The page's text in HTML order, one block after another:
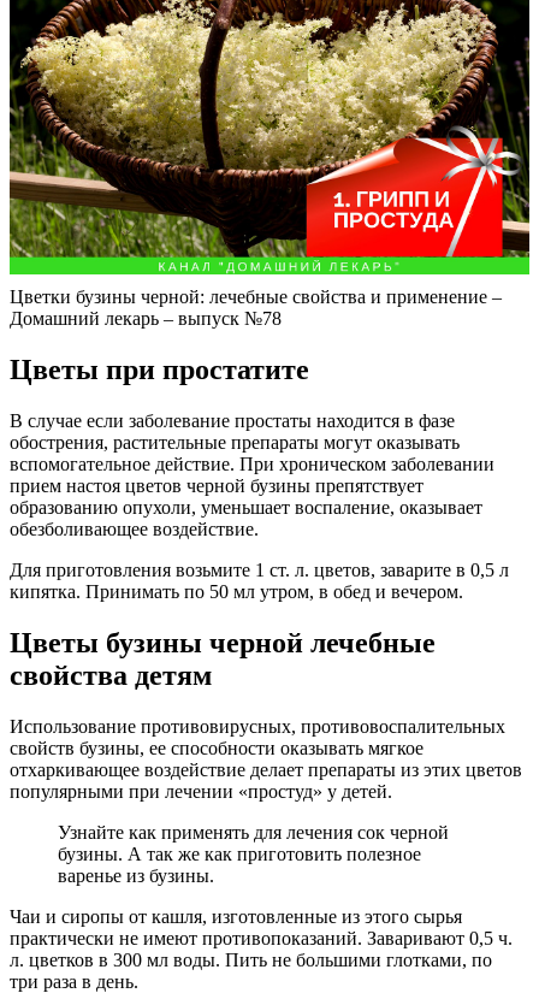
Цветки бузины черной: лечебные свойства и применение –
Домашний лекарь – выпуск №78
Цветы при простатите
В случае если заболевание простаты находится в фазе
обострения, растительные препараты могут оказывать
вспомогательное действие. При хроническом заболевании
прием настоя цветов черной бузины препятствует
образованию опухоли, уменьшает воспаление, оказывает
обезболивающее воздействие.
Для приготовления возьмите 1 ст. л. цветов, заварите в 0,5 л
кипятка. Принимать по 50 мл утром, в обед и вечером.
Цветы бузины черной лечебные
свойства детям
Использование противовирусных, противовоспалительных
свойств бузины, ее способности оказывать мягкое
отхаркивающее воздействие делает препараты из этих цветов
популярными при лечении «простуд» у детей.
Узнайте как применять для лечения сок черной
бузины. А так же как приготовить полезное
варенье из бузины.
Чаи и сиропы от кашля, изготовленные из этого сырья
практически не имеют противопоказаний. Заваривают 0,5 ч.
л. цветков в 300 мл воды. Пить не большими глотками, по
три раза в день.